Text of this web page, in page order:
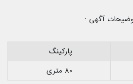
آگهی :
پارکینگ
80 متری